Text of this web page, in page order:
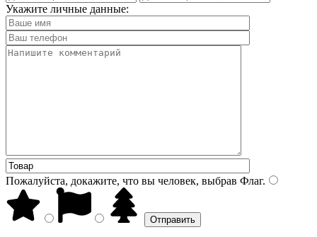
Укажите личные данные:
Пожалуйста, докажите, что вы человек, выбрав Флаг.